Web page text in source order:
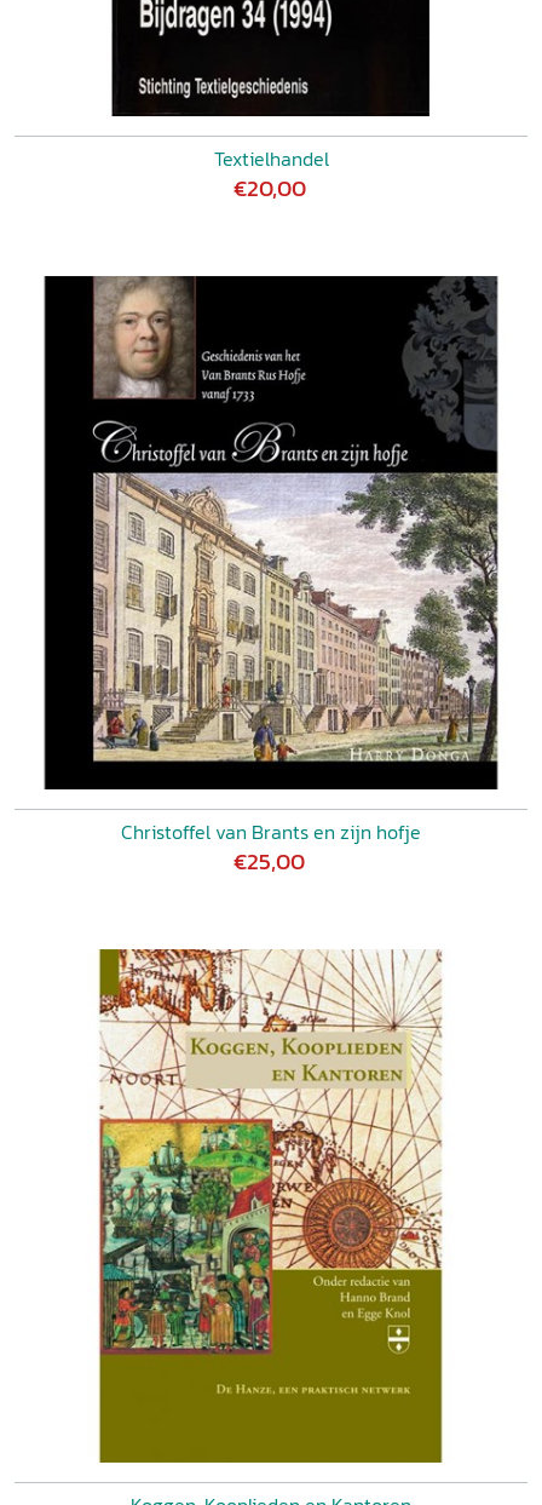
Textielhandel
€20,00
Christoffel van Brants en zijn hofje
€25,00